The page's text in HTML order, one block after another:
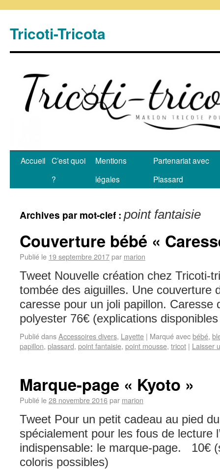
Tricoti-Tricota
Accueil C’est quoi
?
Mentions
légales
Partenariat avec
Plassard
Archives par mot-clef : point fantaisie
Couverture bébé «
Publié le 19 septembre 2017par marion
Tweet Nouvelle création chez Tricoti-
tombée des aiguilles. Une couverture
caresse pour un joli papillon. Caresse
polyester 76€ (explications
Publié dansAccessoires divers, Layette | Marqué avecbébé,
papillon, plassard, point fantaisie, point mousse, tricot | Laisser
Marque-page « Kyoto »
Publié le28 novembre 2016par marion
Tweet Pour un petit cadeau au pied
spécialement pour les fous de lecture
indispensable: le marque-page. 10€
coloris possibles)